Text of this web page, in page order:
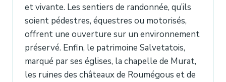
et vivante. Les sentiers de randonnée, qu’ils
soient pédestres, équestres ou motorisés,
offrent une ouverture sur un environnement
préservé. Enfin, le patrimoine Salvetatois,
marqué par ses églises, la chapelle de Murat,
les ruines des châteaux de Roumégous et de